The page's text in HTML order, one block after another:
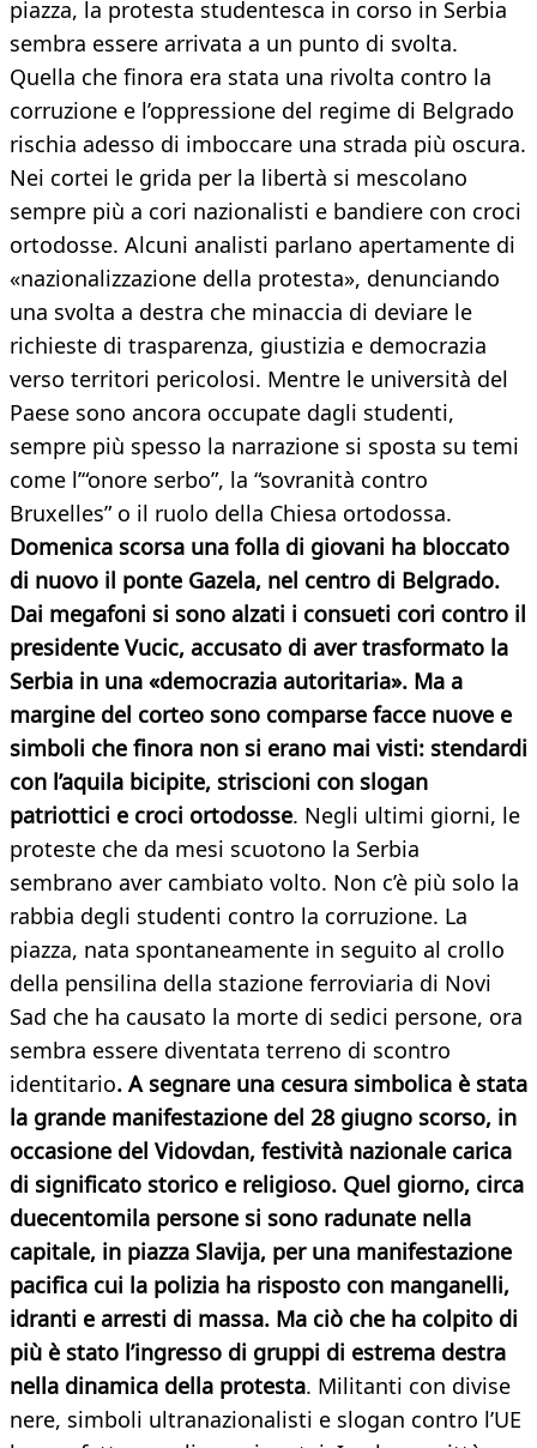
piazza, la protesta studentesca in corso in Serbia
sembra essere arrivata a un punto di svolta.
Quella che finora era stata una rivolta contro la
corruzione e l’oppressione del regime di Belgrado
rischia adesso di imboccare una strada più oscura.
Nei cortei le grida per la libertà si mescolano
sempre più a cori nazionalisti e bandiere con croci
ortodosse. Alcuni analisti parlano apertamente di
«nazionalizzazione della protesta», denunciando
una svolta a destra che minaccia di deviare le
richieste di trasparenza, giustizia e democrazia
verso territori pericolosi. Mentre le università del
Paese sono ancora occupate dagli studenti,
sempre più spesso la narrazione si sposta su temi
come l’“onore serbo”, la “sovranità contro
Bruxelles” o il ruolo della Chiesa ortodossa.
Domenica scorsa una folla di giovani ha bloccato
di nuovo il ponte Gazela, nel centro di Belgrado.
Dai megafoni si sono alzati i consueti cori contro il
presidente Vucic, accusato di aver trasformato la
Serbia in una «democrazia autoritaria». Ma a
margine del corteo sono comparse facce nuove e
simboli che finora non si erano mai visti: stendardi
con l’aquila bicipite, striscioni con slogan
patriottici e croci ortodosse. Negli ultimi giorni, le
proteste che da mesi scuotono la Serbia
sembrano aver cambiato volto. Non c’è più solo la
rabbia degli studenti contro la corruzione. La
piazza, nata spontaneamente in seguito al crollo
della pensilina della stazione ferroviaria di Novi
Sad che ha causato la morte di sedici persone, ora
sembra essere diventata terreno di scontro
identitario. A segnare una cesura simbolica è stata
la grande manifestazione del 28 giugno scorso, in
occasione del Vidovdan, festività nazionale carica
di significato storico e religioso. Quel giorno, circa
duecentomila persone si sono radunate nella
capitale, in piazza Slavija, per una manifestazione
pacifica cui la polizia ha risposto con manganelli,
idranti e arresti di massa. Ma ciò che ha colpito di
più è stato l’ingresso di gruppi di estrema destra
nella dinamica della protesta. Militanti con divise
nere, simboli ultranazionalisti e slogan contro l’UE